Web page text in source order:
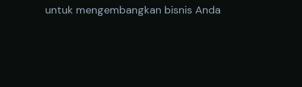
untuk mengembangkan bisnis Anda